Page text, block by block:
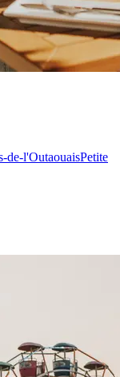
de-l'OutaouaisPetite